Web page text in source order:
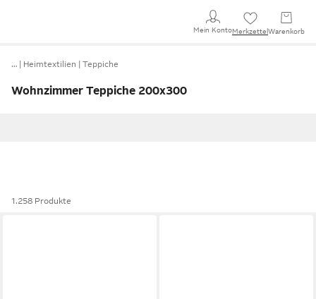
Mein KontoMerkzettel Warenkorb
… Heimtextilien Teppiche
Wohnzimmer Teppiche 200x300
1.258 Produkte